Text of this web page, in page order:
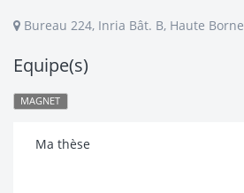
Bureau 224, Inria Bât. B, Haute Borne
Equipe(s)
MAGNET
Ma thèse